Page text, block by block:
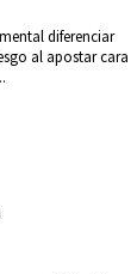
diferenciar
al apostar cara